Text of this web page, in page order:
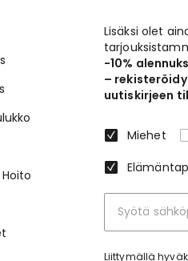
Lisäksi olet
-10%
–
uutiskirjeen
Miehet
Liittymällä